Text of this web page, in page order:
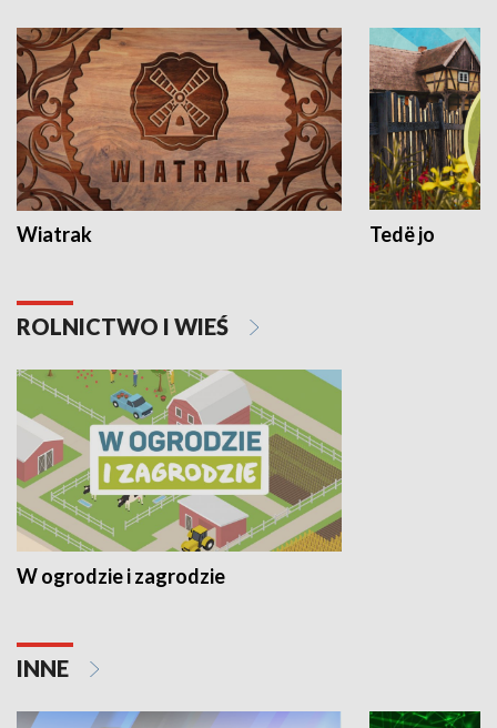
Wiatrak Tedë jo
ROLNICTWO I WIEŚ
W ogrodzie i zagrodzie
INNE